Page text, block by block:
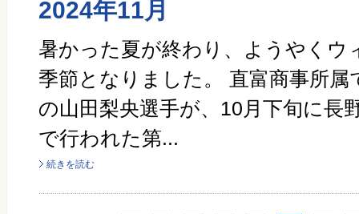
2024年11月
暑かった夏が終わり、ようやくウ
季節となりました。 直富商事所
の山田梨央選手が、10月下旬に長
で行われた第...
続きを読む